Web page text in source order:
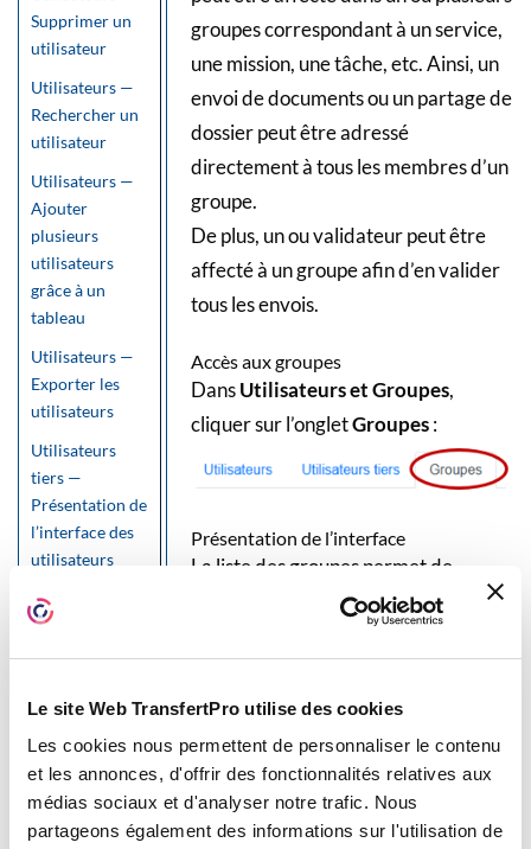
Le site Web TransfertPro utilise des cookies
Les cookies nous permettent de personnaliser le contenu
et les annonces, d'offrir des fonctionnalités relatives aux
médias sociaux et d'analyser notre trafic. Nous
partageons également des informations sur l'utilisation de
Supprimer un
utilisateur
Utilisateurs —
Rechercher un
utilisateur
Utilisateurs —
Ajouter
plusieurs
utilisateurs
grâce à un
tableau
Utilisateurs —
Exporter les
utilisateurs
Utilisateurs
tiers —
Présentation de
l’interface des
utilisateurs
Utilisateurs
utilisateur tiers
Utilisateurs
tiers —
Rechercher un
utilisateur tiers
groupes correspondant à un service,
une mission, une tâche, etc. Ainsi, un
envoi de documents ou un partage de
dossier peut être adressé
directement à tous les membres d’un
groupe.
De plus, un ou validateur peut être
affecté à un groupe afin d’en valider
tous les envois.
Accès aux groupes
DansUtilisateurs et Groupes,
cliquer sur l’ongletGroupes:
Présentation de l’interface
La liste des groupes permet de
visualiser et modifier les membres de
Colonnes de la liste des groupes
Cocher les groupes à